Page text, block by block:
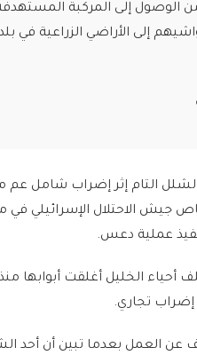
الوصول إلى المركبة
إلى الأراضي الزراعية في
التام إثر إضراب شامل
الاحتلال الإسرائيلي في
عملية دعس.
أحياء الخليل أغلقت أبوابها
إضراب تجاري.
عن العمل بعدما تبين أن